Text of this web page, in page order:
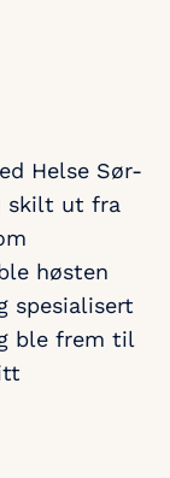
Helse Sør-
skilt ut fra
høsten
spesialisert
ble frem til